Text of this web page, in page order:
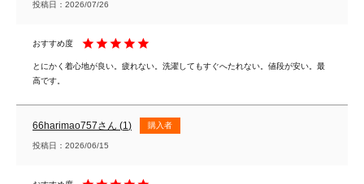
投稿日 2026/07/26
とにかく着心地が良い。疲れない。洗濯してもすぐへたれない。値段が安い。最
高です。
66harimao757 1 購入者
投稿日 2026/06/15